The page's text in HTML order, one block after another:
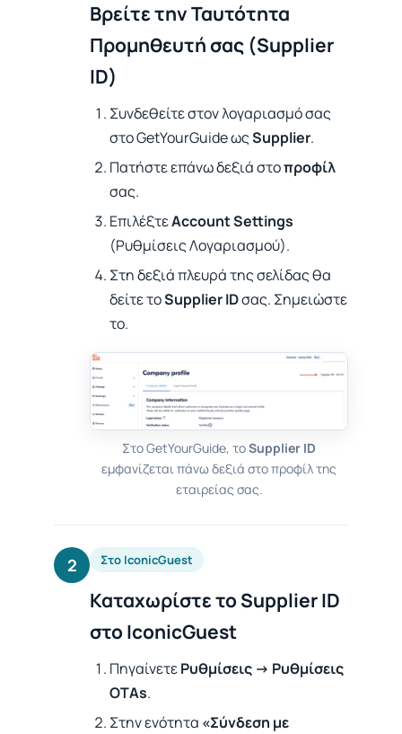
Βρείτε την Ταυτότητα
Προμηθευτή σας (Supplier
ID)
Συνδεθείτε στον λογαριασμό σας
στο GetYourGuide ωςSupplier.
Πατήστε επάνω δεξιά στοπροφίλ
σας.
ΕπιλέξτεAccount Settings
(Ρυθμίσεις Λογαριασμού).
Στη δεξιά πλευρά της σελίδας θα
δείτε τοSupplier IDσας. Σημειώστε
το.
Στο GetYourGuide, τοSupplier ID
εμφανίζεται πάνω δεξιά στο προφίλ της
εταιρείας σας.
2 Στο IconicGuest
Καταχωρίστε το Supplier ID
στο IconicGuest
ΠηγαίνετεΡυθμίσεις → Ρυθμίσεις
OTAs.
Στην ενότητα «Σύνδεση με